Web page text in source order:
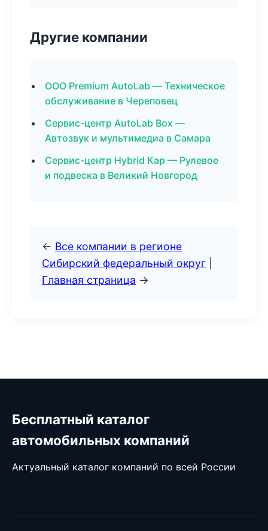
Другие компании
ООО Premium AutoLab — Техническое
обслуживание в Череповец
Сервис-центр AutoLab Box —
Автозвук и мультимедиа в Самара
Сервис-центр Hybrid Кар — Рулевое
и подвеска в Великий Новгород
← Все компании в регионе
Сибирский федеральный округ
Главная страница →
Бесплатный каталог
автомобильных компаний
Актуальный каталог компаний по всей России